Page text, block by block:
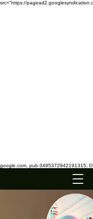
src="https://
google.com, pub-3495372942191315,